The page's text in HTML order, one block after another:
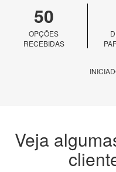
50
OPÇÕES
RECEBIDAS
Veja